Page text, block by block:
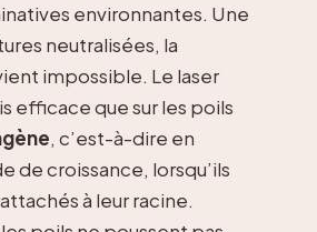
environnantes. Une
neutralisées, la
impossible. Le laser
efficace que sur les poils
, c’est-à-dire en
de croissance, lorsqu’ils
à leur racine.